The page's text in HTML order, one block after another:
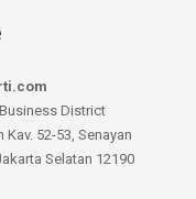
District
52-53, Senayan
Selatan 12190